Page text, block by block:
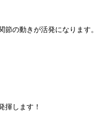
節の動きが活発になります。
揮します！